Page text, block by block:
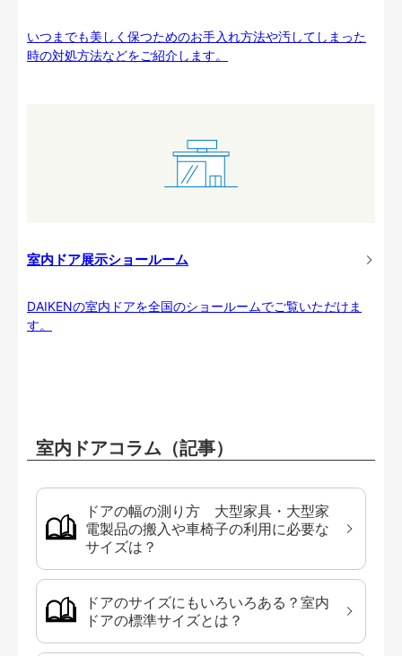
いつまでも美しく保つためのお手入れ方法や汚してしまった
時の対処方法などをご紹介します。
室内ドア展示ショールーム
DAIKENの室内ドアを全国のショールームでご覧いただけま
す。
室内ドアコラム（記事）
ドアの幅の測り方 大型家具・大型家
電製品の搬入や車椅子の利用に必要な
サイズは？
ドアのサイズにもいろいろある？室内
ドアの標準サイズとは？